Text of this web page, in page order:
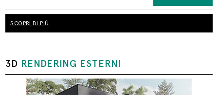
SCOPRI DI PIÙ
3D RENDERING ESTERNI